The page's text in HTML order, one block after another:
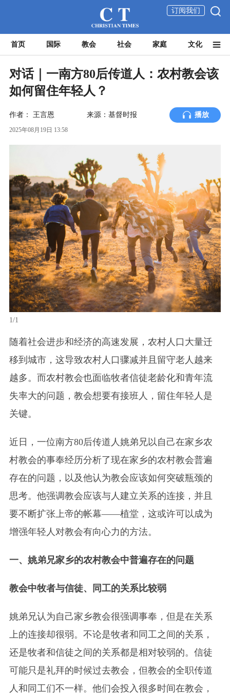
订阅我们
首页 国际 教会 社会 家庭 文化
对话｜一南方80后传道人：农村教会该
如何留住年轻人？
作者： 王言恩 来源：基督时报 播放
2025年08月19日 13:58
1/1
随着社会进步和经济的高速发展，农村人口大量迁
移到城市，这导致农村人口骤减并且留守老人越来
越多。而农村教会也面临牧者信徒老龄化和青年流
失率大的问题，教会想要有接班人，留住年轻人是
关键。
近日，一位南方80后传道人姚弟兄以自己在家乡农
村教会的事奉经历分析了现在家乡的农村教会普遍
存在的问题，以及他认为教会应该如何突破瓶颈的
思考。他强调教会应该与人建立关系的连接，并且
要不断扩张上帝的帐幕——植堂，这或许可以成为
增强年轻人对教会有向心力的方法。
一、 姚弟兄家乡的农村教会中普遍存在的问题
教会中牧者与信徒、同工的关系比较弱
姚弟兄认为自己家乡教会很强调事奉，但是在关系
上的连接却很弱。不论是牧者和同工之间的关系，
还是牧者和信徒之间的关系都是相对较弱的。信徒
可能只是礼拜的时候过去教会，但教会的全职传道
人和同工们不一样。他们会投入很多时间在教会，